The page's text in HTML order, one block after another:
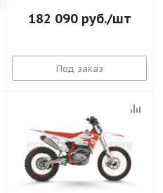
182 090руб./шт
Под заказ